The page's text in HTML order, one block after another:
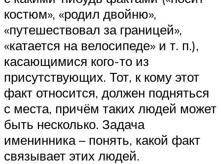
костюм», «родил двойню»,
«путешествовал за границей»,
«катается на велосипеде» и т. п.),
касающимися кого-то из
присутствующих. Тот, к кому этот
факт относится, должен подняться
с места, причём таких людей может
быть несколько. Задача
именинника – понять, какой факт
связывает этих людей.